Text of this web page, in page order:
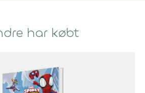
har købt